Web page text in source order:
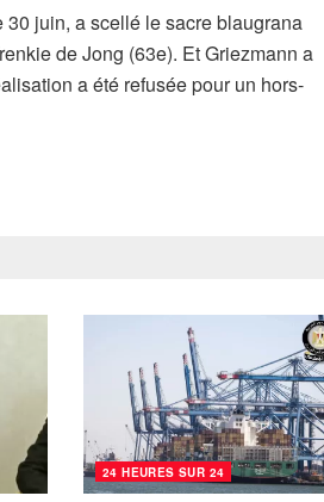
juin, a scellé le sacre blaugrana
de Jong (63e). Et Griezmann a
a été refusée pour un hors-
24 HEURES SUR 24